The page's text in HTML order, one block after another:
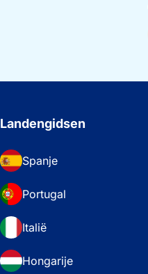
Landengidsen
Spanje
Portugal
Italië
Hongarije